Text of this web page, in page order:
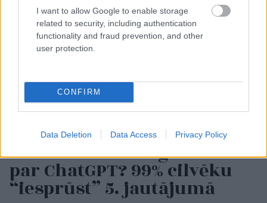
I want to allow Google to enable storage
related to security, including authentication
functionality and fraud prevention, and other
user protection.
CONFIRM
Data Deletion Data Access Privacy Policy
TESTS. Vai tu esi gudrāks
par ChatGPT? 99% cilvēku
“iesprūst” 5. jautājumā